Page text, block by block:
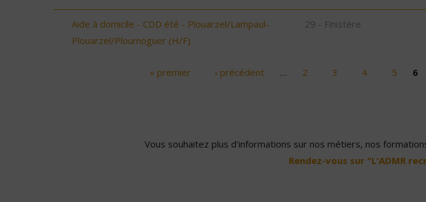
Aide à domicile - CDD été - Plouarzel/Lampaul-
Plouarzel/Ploumoguer (H/F)
29 - Finistère
« premier ‹ précédent … 2 3 4 5 6
Vous souhaitez plus d'informations sur nos métiers, nos
Rendez-vous sur "L'ADMR